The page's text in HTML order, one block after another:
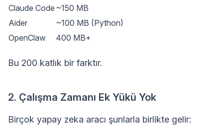
Claude Code ~150 MB
Aider
~100 MB (Python)
OpenClaw
400 MB+
Bu 200 katlık bir farktır.
2. Çalışma Zamanı Ek Yükü Yok
Birçok yapay zeka aracı şunlarla birlikte gelir: